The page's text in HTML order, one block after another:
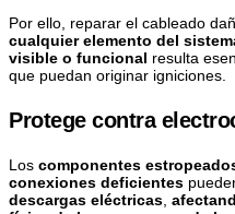
Por ello, reparar el cableado
cualquier elemento del
visible o funcional resulta
que puedan originar igniciones.
Protege contra
Los componentes
conexiones deficientes
descargas eléctricas